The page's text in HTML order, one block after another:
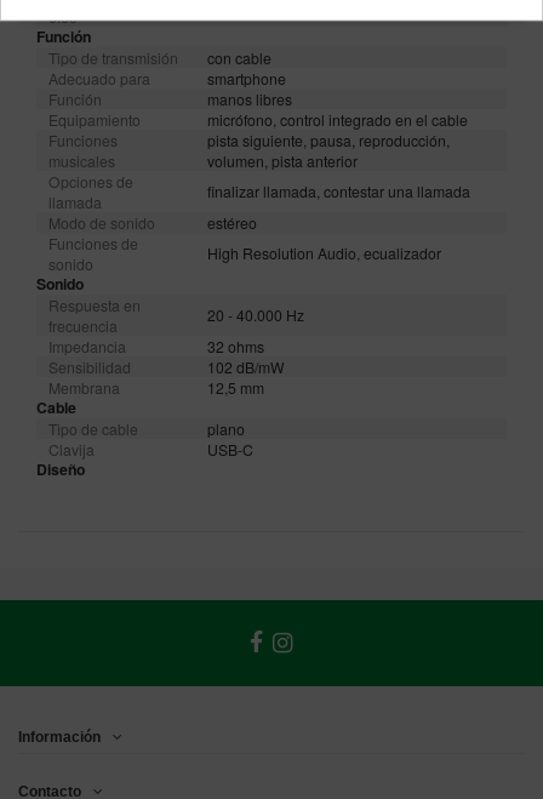
oído
Función
Tipo de transmisión
con cable
Adecuado para
smartphone
Función
manos libres
Equipamiento
micrófono, control integrado en el cable
Funciones
musicales
pista siguiente, pausa, reproducción,
volumen, pista anterior
Opciones de
llamada
finalizar llamada, contestar una llamada
Modo de sonido
estéreo
Funciones de
sonido
High Resolution Audio, ecualizador
Sonido
Respuesta en
frecuencia
20 - 40.000 Hz
Impedancia
32 ohms
Sensibilidad
102 dB/mW
Membrana
12,5 mm
Cable
Tipo de cable
plano
Clavija
USB-C
Diseño
Información
Contacto